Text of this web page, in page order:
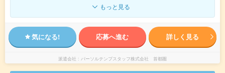
もっと見る
気になる! 応募へ進む 詳しく見る
派遣会社 パーソルテンプスタッフ株式会社 首都圏